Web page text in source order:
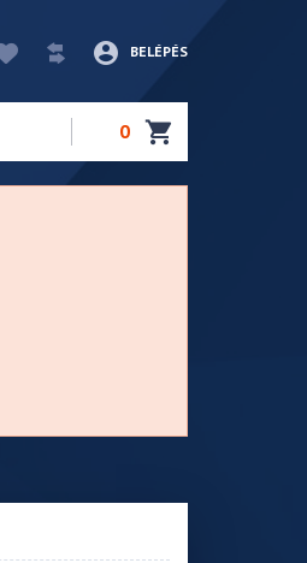
BELÉPÉS
0